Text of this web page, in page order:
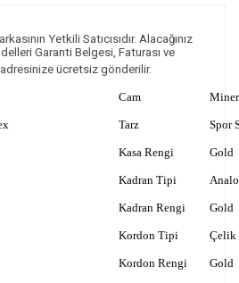
Yetkili Satıcısıdır. Alacağınız
Garanti Belgesi, Faturası ve
ücretsiz gönderilir.
Cam
Tarz Spor
Kasa Rengi Gold
Kadran Tipi
Kadran Rengi Gold
Kordon Tipi Çelik
Kordon Rengi Gold